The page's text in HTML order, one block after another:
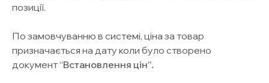
позиції.
По замовчуванню в системі, ціна за товар
призначається на дату коли було створено
документ “Встановлення цін”.